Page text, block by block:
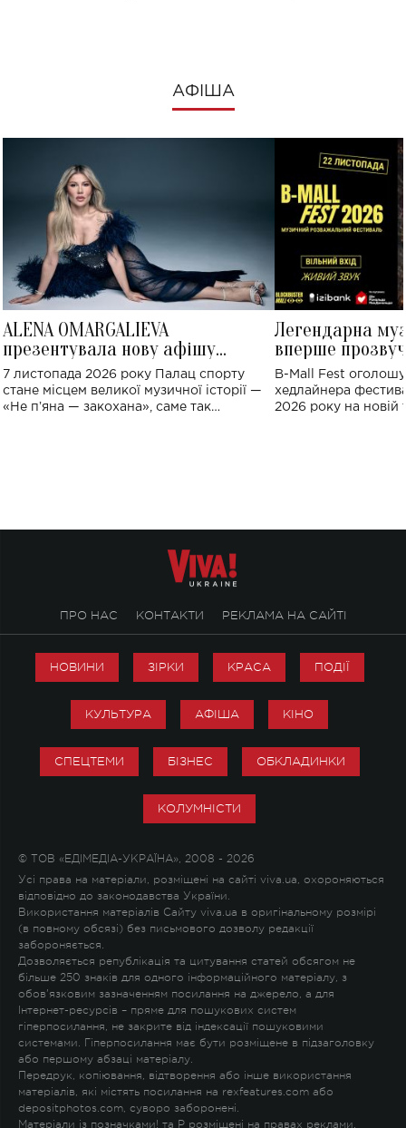
АФІША
ALENA OMARGALIEVA
презентувала нову афішу
великого концерту в Палаці
спорту
7 листопада 2026 року Палац спорту
стане місцем великої музичної історії —
«Не пʼяна — закохана», саме так
Легендарна
вперше
Україні: де
B-Mall Fest
хедлайнера
2026 року на новій
ПРО НАС КОНТАКТИ РЕКЛАМА НА САЙТІ
НОВИНИ ЗІРКИ КРАСА ПОДІЇ
КУЛЬТУРА АФІША КІНО
СПЕЦТЕМИ БІЗНЕС ОБКЛАДИНКИ
КОЛУМНІСТИ
© ТОВ «ЕДІМЕДІА-УКРАЇНА», 2008 - 2026
Усі права на матеріали, розміщені на сайті viva.ua, охороняються
відповідно до законодавства України.
Використання матеріалів Сайту viva.ua в оригінальному розмірі
(в повному обсязі) без письмового дозволу редакції
забороняється.
Дозволяється републікація та цитування статей обсягом не
більше 250 знаків для одного інформаційного матеріалу, з
обов'язковим зазначенням посилання на джерело, а для
Інтернет-ресурсів – пряме для пошукових систем
гіперпосилання, не закрите від індексації пошуковими
системами. Гіперпосилання має бути розміщене в підзаголовку
або першому абзаці матеріалу.
Передрук, копіювання, відтворення або інше використання
матеріалів, які містять посилання на rexfeatures.com або
depositphotos.com, суворо заборонені.
Матеріали із позначками! та P розміщені на правах реклами.